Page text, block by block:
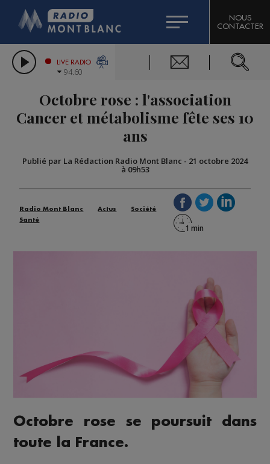
LES CHRONIQUES DE L'EXPERT
CITIZEN MACHINERY
GRAND MASSIF DOMAINES SKIABLES
BIGARD
COMPAGNIE DU MONT-BLANC
NOUS
CONTACTER
LIVE RADIO
94.60
Octobre rose : l'association
Cancer et métabolisme fête ses 10
ans
Publié par La Rédaction Radio Mont Blanc - 21 octobre 2024
à 09h53
Radio Mont Blanc Actus
Société
Santé
Octobre rose se poursuit dans
toute la France.